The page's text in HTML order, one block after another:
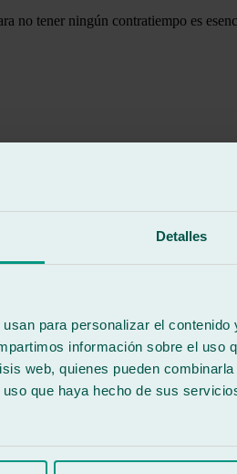
Detalles
para personalizar el
información sobre el uso
web, quienes pueden
que haya hecho de sus
no tener ningún contratiempo es
de tener que tener que reparar
especializados en el sector del
dirigirte a tu centro más
lunas a domicilio en caso de no